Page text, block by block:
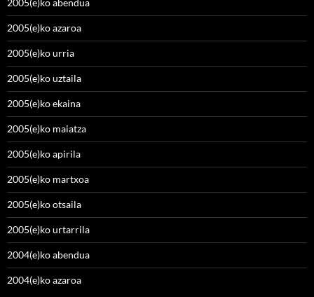
2005(e)ko abendua
2005(e)ko azaroa
2005(e)ko urria
2005(e)ko uztaila
2005(e)ko ekaina
2005(e)ko maiatza
2005(e)ko apirila
2005(e)ko martxoa
2005(e)ko otsaila
2005(e)ko urtarrila
2004(e)ko abendua
2004(e)ko azaroa